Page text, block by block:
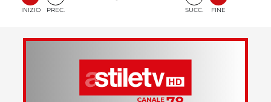
INIZIO PREC. SUCC. FINE